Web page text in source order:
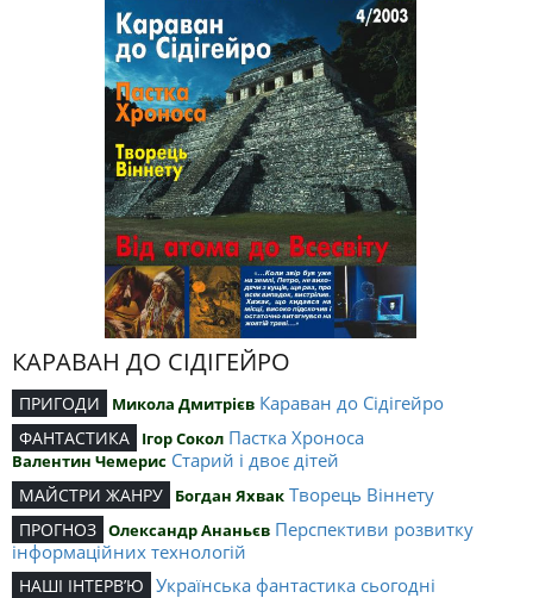
КАРАВАН ДО СІДІГЕЙРО
ПРИГОДИ Микола Дмитрієв Караван до Сідігейро
ФАНТАСТИКА Ігор Сокол Пастка Хроноса
Валентин Чемерис Старий і двоє дітей
МАЙСТРИ ЖАНРУ Богдан Яхвак Творець Віннету
ПРОГНОЗ Олександр Ананьєв Перспективи розвитку
інформаційних технологій
НАШІ ІНТЕРВ’Ю Українська фантастика сьогодні